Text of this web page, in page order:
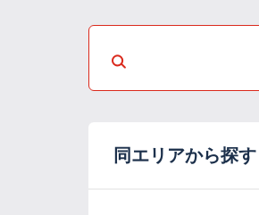
同エリアから探す